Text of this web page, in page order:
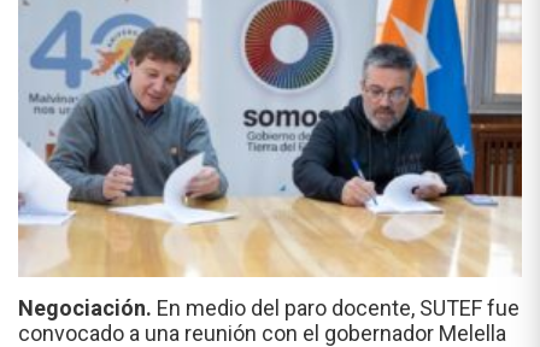
Negociación. En medio del paro docente, SUTEF fue
convocado a una reunión con el gobernador Melella